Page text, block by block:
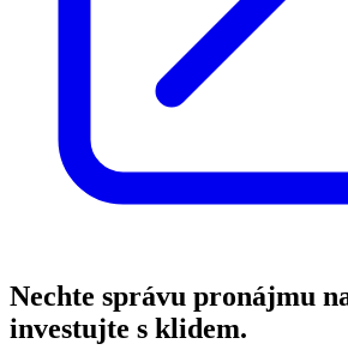
Nechte správu pronájmu
investujte s klidem.